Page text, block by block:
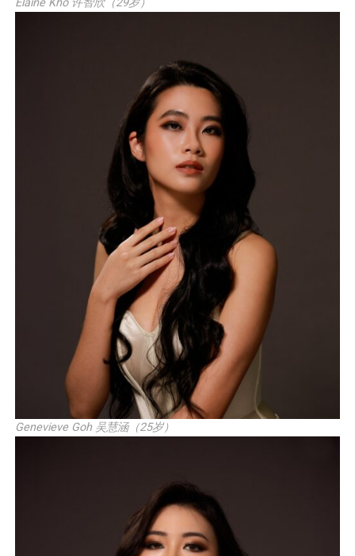
Elaine Kho 许智欣（29岁）
Genevieve Goh 吴慧涵（25岁）